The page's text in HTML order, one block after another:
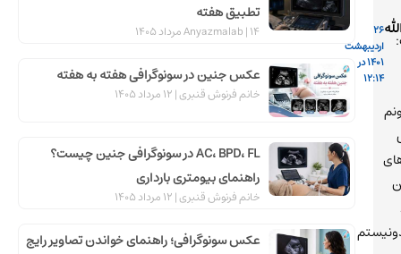
26
اردیبهشت
1401 در
12:14
تطبیق هفته
Anyazmalab 14 مرداد 1405
عکس جنین در سونوگرافی هفته به هفته
خانم فرنوش قنبری
AC، BPD، FL در سونوگرافی جنین چیست؟
راهنمای بیومتری بارداری
خانم فرنوش قنبری
عکس سونوگرافی؛ راهنمای خواندن تصاویر رایج